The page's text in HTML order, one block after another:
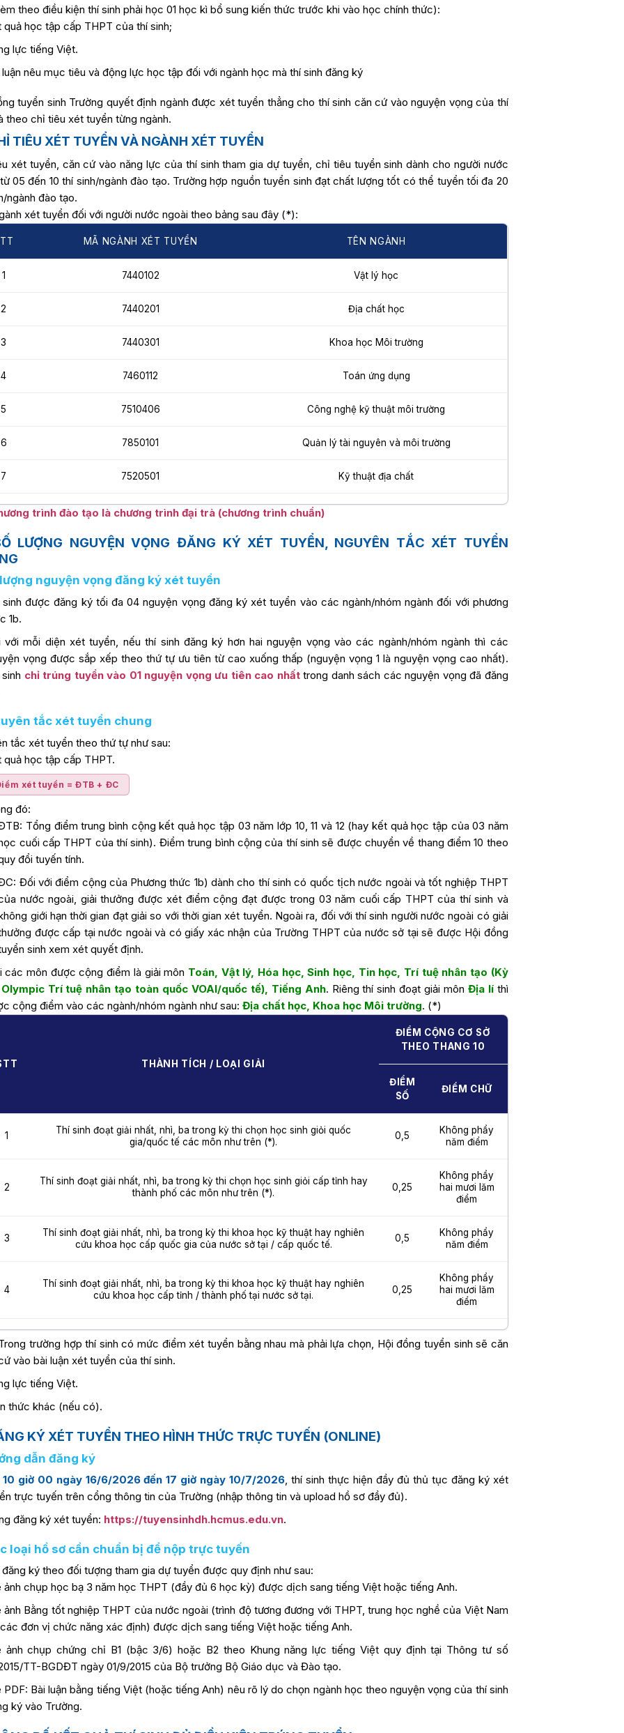
theo điều kiện thí sinh phải học 01 học kì bổ sung kiến thức trước khi vào học chính thức):
quả học tập cấp THPT của thí sinh;
lực tiếng Việt.
luận nêu mục tiêu và động lực học tập đối với ngành học mà thí sinh đăng ký
tuyển sinh Trường quyết định ngành được xét tuyển thẳng cho thí sinh căn cứ vào nguyện vọng của thí
theo chỉ tiêu xét tuyển từng ngành.
TIÊU XÉT TUYỂN VÀ NGÀNH XÉT TUYỂN
xét tuyển, căn cứ vào năng lực của thí sinh tham gia dự tuyển, chỉ tiêu tuyển sinh dành cho người nước
05 đến 10 thí sinh/ngành đào tạo. Trường hợp nguồn tuyển sinh đạt chất lượng tốt có thể tuyển tối đa 20
ngành đào tạo.
xét tuyển đối với người nước ngoài theo bảng sau đây (*):
MÃ NGÀNH XÉT TUYỂN TÊN NGÀNH
1 7440102 Vật lý học
2 7440201 Địa chất học
3 7440301 Khoa học Môi trường
4 7460112 Toán ứng dụng
5 7510406 Công nghệ kỹ thuật môi trường
6 7850101 Quản lý tài nguyên và môi trường
7 7520501 Kỹ thuật địa chất
trình đào tạo là chương trình đại trà (chương trình chuẩn)
LƯỢNG NGUYỆN VỌNG ĐĂNG KÝ XÉT TUYỂN, NGUYÊN TẮC XÉT TUYỂN
lượng nguyện vọng đăng ký xét tuyển
sinh được đăng ký tối đa 04 nguyện vọng đăng ký xét tuyển vào các ngành/nhóm ngành đối với phương
1b.
với mỗi diện xét tuyển, nếu thí sinh đăng ký hơn hai nguyện vọng vào các ngành/nhóm ngành thì các
vọng được sắp xếp theo thứ tự ưu tiên từ cao xuống thấp (nguyện vọng 1 là nguyện vọng cao nhất).
chỉ trúng tuyển vào 01 nguyện vọng ưu tiên cao nhấttrong danh sách các nguyện vọng đã đăng
tắc xét tuyển chung
tắc xét tuyển theo thứ tự như sau:
quả học tập cấp THPT.
xét tuyển = ĐTB + ĐC
đó:
Tổng điểm trung bình cộng kết quả học tập 03 năm lớp 10, 11 và 12 (hay kết quả học tập của 03 năm
cuối cấp THPT của thí sinh). Điểm trung bình cộng của thí sinh sẽ được chuyển về thang điểm 10 theo
đổi tuyến tính.
Đối với điểm cộng của Phương thức 1b) dành cho thí sinh có quốc tịch nước ngoài và tốt nghiệp THPT
nước ngoài, giải thưởng được xét điểm cộng đạt được trong 03 năm cuối cấp THPT của thí sinh và
giới hạn thời gian đạt giải so với thời gian xét tuyển. Ngoài ra, đối với thí sinh người nước ngoài có giải
được cấp tại nước ngoài và có giấy xác nhận của Trường THPT của nước sở tại sẽ được Hội đồng
sinh xem xét quyết định.
các môn được cộng điểm là giải môn Toán, Vật lý, Hóa học, Sinh học, Tin học, Trí tuệ nhân tạo (Kỳ
Trí tuệ nhân tạo toàn quốc VOAI/quốc tế), Tiếng Anh. Riêng thí sinh đoạt giải mônĐịa líthì
cộng điểm vào các ngành/nhóm ngành như sau: Địa chất học, Khoa học Môi trường. (*)
THÀNH TÍCH / LOẠI GIẢI
ĐIỂM CỘNG CƠ SỞ
THEO THANG 10
ĐIỂM
SỐ
ĐIỂM CHỮ
1
Thí sinh đoạt giải nhất, nhì, ba trong kỳ thi chọn học sinh giỏi quốc
gia/quốc tế các môn như trên (*).
0,5
Không phẩy
năm điểm
2
Thí sinh đoạt giải nhất, nhì, ba trong kỳ thi chọn học sinh giỏi cấp tỉnh hay
thành phố các môn như trên (*).
0,25
Không phẩy
hai mươi lăm
điểm
3
Thí sinh đoạt giải nhất, nhì, ba trong kỳ thi khoa học kỹ thuật hay nghiên
cứu khoa học cấp quốc gia của nước sở tại / cấp quốc tế.
0,5
Không phẩy
năm điểm
4
Thí sinh đoạt giải nhất, nhì, ba trong kỳ thi khoa học kỹ thuật hay nghiên
cứu khoa học cấp tỉnh / thành phố tại nước sở tại.
0,25
Không phẩy
hai mươi lăm
điểm
trường hợp thí sinh có mức điểm xét tuyển bằng nhau mà phải lựa chọn, Hội đồng tuyển sinh sẽ căn
vào bài luận xét tuyển của thí sinh.
lực tiếng Việt.
thức khác (nếu có).
KÝ XÉT TUYỂN THEO HÌNH THỨC TRỰC TUYẾN (ONLINE)
dẫn đăng ký
10 giờ 00 ngày 16/6/2026 đến 17 giờ ngày 10/7/2026, thí sinh thực hiện đầy đủ thủ tục đăng ký xét
trực tuyến trên cổng thông tin của Trường (nhập thông tin và upload hồ sơ đầy đủ).
đăng ký xét tuyển: https://tuyensinhdh.hcmus.edu.vn.
loại hồ sơ cần chuẩn bị để nộp trực tuyến
ký theo đối tượng tham gia dự tuyển được quy định như sau:
ảnh chụp học bạ 3 năm học THPT (đầy đủ 6 học kỳ) được dịch sang tiếng Việt hoặc tiếng Anh.
ảnh Bằng tốt nghiệp THPT của nước ngoài (trình độ tương đương với THPT, trung học nghề của Việt Nam
đơn vị chức năng xác định) được dịch sang tiếng Việt hoặc tiếng Anh.
ảnh chụp chứng chỉ B1 (bậc 3/6) hoặc B2 theo Khung năng lực tiếng Việt quy định tại Thông tư số
TT-BGDĐT ngày 01/9/2015 của Bộ trưởng Bộ Giáo dục và Đào tạo.
PDF: Bài luận bằng tiếng Việt (hoặc tiếng Anh) nêu rõ lý do chọn ngành học theo nguyện vọng của thí sinh
ký vào Trường.